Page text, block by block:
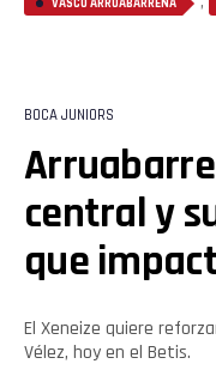
VASCO ARRUABARRENA
BOCA JUNIORS
central y
que
El Xeneize quiere
Vélez, hoy en el Betis.